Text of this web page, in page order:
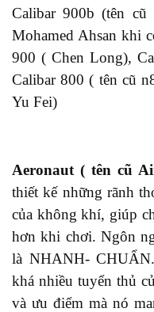
Calibar 900b (tên
Mohamed Ahsan khi
900 ( Chen Long),
Calibar 800 ( tên cũ
Yu Fei)
Aeronaut ( tên cũ
thiết kế những rãnh
của không khí, giúp
hơnkhi chơi. Ngôn
là NHANH-
khá nhiều tuyển thủ
và ưu điểm mà nó